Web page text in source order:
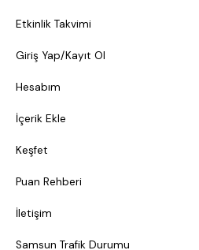
Etkinlik Takvimi
Giriş Yap/Kayıt Ol
Hesabım
İçerik Ekle
Keşfet
Puan Rehberi
İletişim
Samsun Trafik Durumu